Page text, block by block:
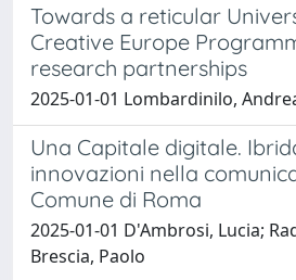
Towards a reticular
Creative Europe
research partnerships
2025-01-01 Lombardinilo,
Una Capitale digitale.
innovazioni nella
Comune di Roma
2025-01-01 D'Ambrosi, Lucia;
Brescia, Paolo